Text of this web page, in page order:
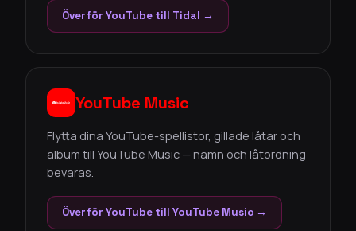
Överför YouTube till Tidal →
YouTube Music
Flytta dina YouTube-spellistor, gillade låtar och
album till YouTube Music — namn och låtordning
bevaras.
Överför YouTube till YouTube Music →